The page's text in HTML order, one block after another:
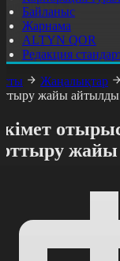
Байланыс
Жарнама
ALTYN QOR
Редакция
Жаңалықтар
жайы айтылды